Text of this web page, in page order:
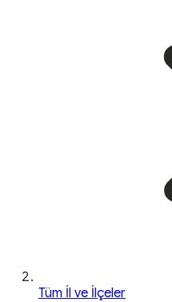
Tüm İl ve İlçeler